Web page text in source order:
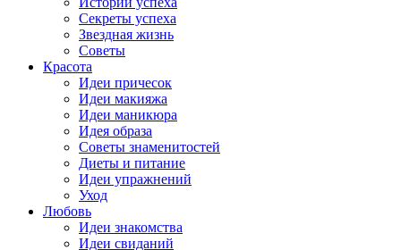
Секреты успеха
Звездная жизнь
Советы
Красота
Идеи причесок
Идеи макияжа
Идеи маникюра
Идея образа
Советы знаменитостей
Диеты и питание
Идеи упражнений
Уход
Любовь
Идеи знакомства
Идеи свиданий